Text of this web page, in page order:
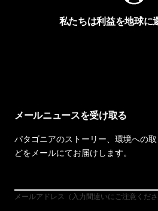
私たちは利益を地球に
メールニュースを受け取る
パタゴニアのストーリー、環境への
どをメールにてお届けします。
メールアドレス（入力間違いにご注意くださ